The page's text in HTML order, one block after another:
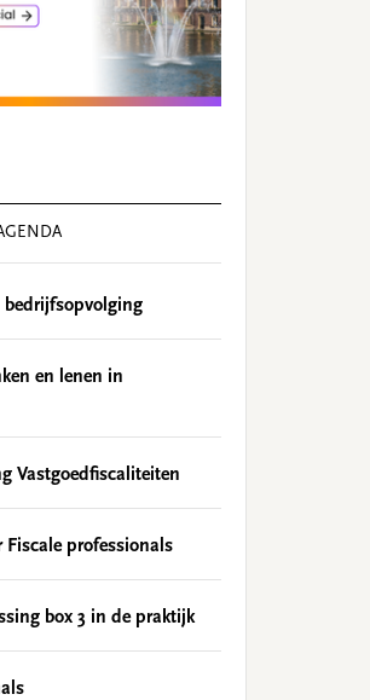
bedrijfsopvolging
en lenen in
Vastgoedfiscaliteiten
professionals
box 3 in de praktijk